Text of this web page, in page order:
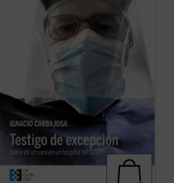
solo día a causa del COVID-19: 950 en toda
España, una tercera parte en Madrid. Eran
los peores días de la pandemia. Los
hospitales estaban colapsados (...) ...